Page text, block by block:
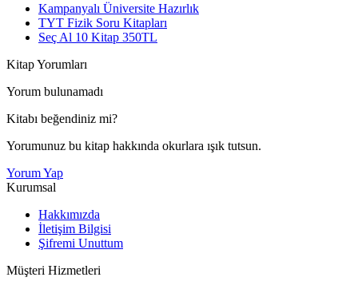
Kampanyalı Üniversite Hazırlık
TYT Fizik Soru Kitapları
Seç Al 10 Kitap 350TL
Kitap Yorumları
Yorum bulunamadı
Kitabı beğendiniz mi?
Yorumunuz bu kitap hakkında okurlara ışık tutsun.
Yorum Yap
Kurumsal
Hakkımızda
İletişim Bilgisi
Şifremi Unuttum
Müşteri Hizmetleri